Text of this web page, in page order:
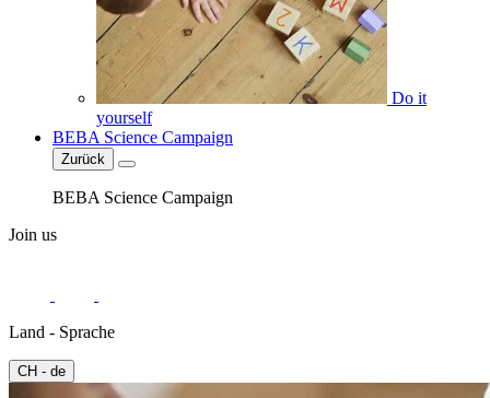
Do it
yourself
BEBA Science Campaign
Zurück
BEBA Science Campaign
Join us
Land - Sprache
CH - de